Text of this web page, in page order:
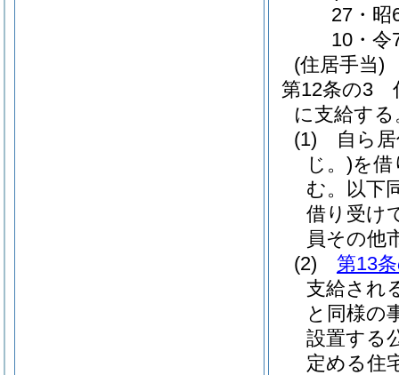
27・昭
10・令
(住居手当)
第12条の3
に支給する
(1)
自ら
じ。)を借
む。以下
借り受け
員その他
(2)
第13
支給され
と同様の
設置する
定める住